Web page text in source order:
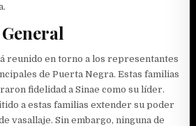
reunido en torno a los representantes
de Puerta Negra. Estas familias
fidelidad a Sinae como su líder.
a estas familias extender su poder
vasallaje. Sin embargo, ninguna de